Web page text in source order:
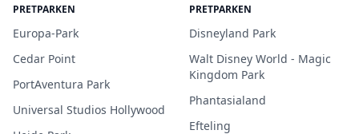
PRETPARKEN
Europa-Park
Cedar Point
PortAventura Park
Universal Studios Hollywood
PRETPARKEN
Disneyland Park
Walt Disney World - Magic
Kingdom Park
Phantasialand
Efteling